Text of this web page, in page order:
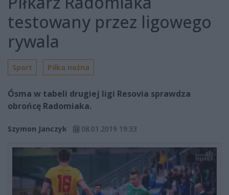
testowany przez ligowego
rywala
Sport Piłka nożna
Ósma w tabeli drugiej ligi Resovia sprawdza
obrońcę Radomiaka.
Szymon Janczyk 08.01.2019 19:33